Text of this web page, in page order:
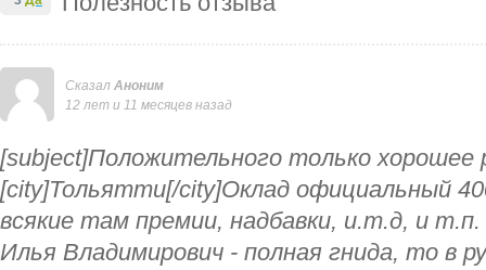
Сказал Аноним
12 лет и 11 месяцев назад
[subject]Положительного только хорошее
[city]Тольятти[/city]Оклад официальный
всякие там премии, надбавки, и.т.д, и т.п.
Илья Владимирович - полная гнида, то в